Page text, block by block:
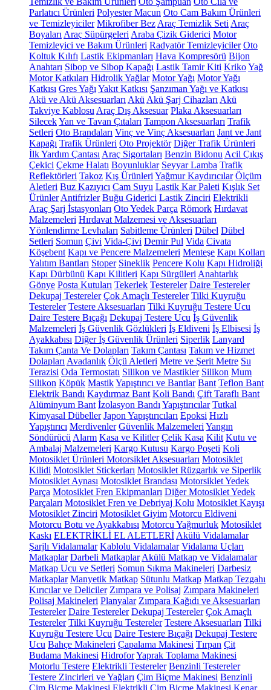
Parlatıcı Ürünleri Polyester Macun Oto Cam Bakım Ürünleri
ve Temizleyiciler Mikrofiber Bez Araç Temizlik Seti Araç
Boyaları Araç Süpürgeleri Araba Çizik Giderici Motor
Temizleyici ve Bakım Ürünleri Radyatör Temizleyiciler Oto
Koltuk Kılıfı Lastik Ekipmanları Hava Kompresörü Bijon
Anahtarı Sibop ve Sibop Kapağı Lastik Tamir Kiti KrikoYağ
Motor Katkıları Hidrolik Yağlar Motor Yağı Motor Yağı
Katkısı Gres Yağı Yakıt Katkısı Şanzıman Yağı ve Katkısı
Akü ve Akü Aksesuarları Akü Akü Şarj Cihazları Akü
Takviye Kablosu Araç Dış Aksesuar Plaka Aksesuarları
SilecekYan ve Tavan Çıtaları Tampon Aksesuarları Trafik
Setleri Oto Brandaları Vinç ve Vinç Aksesuarları Jant ve Jant
Kapağı Trafik Ürünleri Oto Projektör Diğer Trafik Ürünleri
İlk Yardım Çantası Araç Sigortaları Benzin Bidonu Acil Çıkış
Çekici Çekme Halatı Boyunluklar Seyyar Lamba Trafik
Reflektörleri Takoz Kış Ürünleri Yağmur Kaydırıcılar Ölçüm
Aletleri Buz Kazıyıcı Cam Suyu Lastik Kar Paleti Kışlık Set
Ürünler Antifrizler Buğu Giderici Lastik Zinciri Elektrikli
Araç Şarj İstasyonları Oto Yedek Parça Römork Hırdavat
Malzemeleri Hırdavat Malzemesi ve Aksesuarları
Yönlendirme Levhaları Sabitleme Ürünleri Dübel Dübel
Setleri Somun Çivi Vida-Çivi Demir Pul Vida Civata
Köşebent Kapı ve Pencere Malzemeleri Menteşe Kapı Kolları
Yalıtım Bantları Stoper Sineklik Pencere Kolu Kapı Hidroliği
Kapı Dürbünü Kapı Kilitleri Kapı Sürgüleri Anahtarlık
Gönye Posta Kutuları Tekerlek Testereler Daire Testereler
Dekupaj Testereler Çok Amaçlı Testereler Tilki Kuyruğu
Testereler Testere Aksesuarları Tilki Kuyruğu Testere Ucu
Daire Testere Bıçağı Dekupaj Testere Ucu İş Güvenlik
Malzemeleri İş Güvenlik Gözlükleri İş Eldiveni İş Elbisesi İş
Ayakkabısı Diğer İş Güvenlik Ürünleri Siperlik Lanyard
Takım Çanta Ve Dolapları Takım Çantası Takım ve Hizmet
Dolapları Avadanlık Ölçü Aletleri Metre ve Şerit Metre Su
Terazisi Oda Termostatı Silikon ve Mastikler Silikon Mum
Silikon Köpük MastikYapıştırıcı ve Bantlar Bant Teflon Bant
Elektrik Bandı Kaydırmaz Bant Koli Bandı Çift Taraflı Bant
Alüminyum Bant İzolasyon Bandı Yapıştırıcılar Tutkal
Kimyasal Dübeller Japon Yapıştırıcıları Epoksi Hızlı
Yapıştırıcı Merdivenler Güvenlik Malzemeleri Yangın
Söndürücü Alarm Kasa ve Kilitler Çelik Kasa Kilit Kutu ve
Ambalaj Malzemeleri Kargo Kutusu Kargo Poşeti Koli
Motosiklet Ürünleri Motorsiklet Aksesuarları Motosiklet
Kilidi Motosiklet Stickerları Motosiklet Rüzgarlık ve Siperlik
Motosiklet Aynası Motosiklet Brandası Motorsiklet Yedek
Parça Motosiklet Fren Ekipmanları Diğer Motosiklet Yedek
Parçaları Motosiklet Fren ve Debriyaj Kolu Motosiklet Kayışı
Motosiklet Zinciri Motosiklet Giyim Motorcu Eldiveni
Motorcu Botu ve Ayakkabısı Motorcu Yağmurluk Motosiklet
Kaskı ELEKTRİKLİ EL ALETLERİ Akülü Vidalamalar
Şarjlı Vidalamalar Kablolu Vidalamalar Vidalama Uçları
Matkaplar Darbeli Matkaplar Akülü Matkap ve Vidalamalar
Matkap Ucu ve Setleri Somun Sıkma Makineleri Darbesiz
Matkaplar Manyetik Matkap Sütunlu Matkap Matkap Tezgahı
Kırıcılar ve Deliciler Zımpara ve Polisaj Zımpara Makineleri
Polisaj Makineleri Planyalar Zımpara Kağıdı ve Aksesuarları
Testereler Daire Testereler Dekupaj Testereler Çok Amaçlı
Testereler Tilki Kuyruğu Testereler Testere Aksesuarları Tilki
Kuyruğu Testere Ucu Daire Testere Bıçağı Dekupaj Testere
Ucu Bahçe Makineleri Çapalama Makinesi Tırpan Çit
Budama Makinesi HidroforYaprak Toplama Makinesi
Motorlu Testere Elektrikli Testereler Benzinli Testereler
Testere Zincirleri ve Yağları Çim Biçme Makinesi Benzinli
Çim Biçme Makinesi Elektrikli Çim Biçme Makinesi Kenar